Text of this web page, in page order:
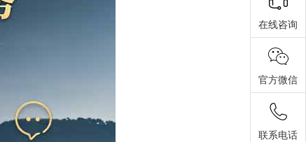
在线咨询
官方微信
联系电话